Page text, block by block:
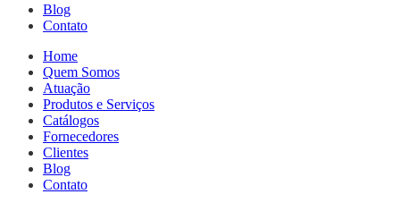
Blog
Contato
Home
Quem Somos
Atuação
Produtos e Serviços
Catálogos
Fornecedores
Clientes
Blog
Contato